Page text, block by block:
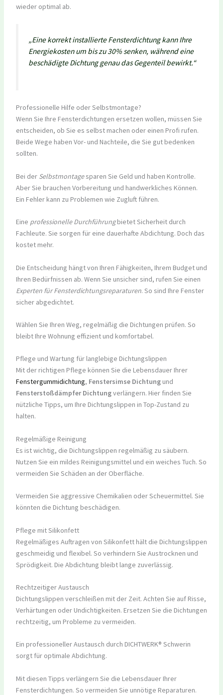
wieder optimal ab.
„Eine korrekt installierte Fensterdichtung kann Ihre
Energiekosten um bis zu 30% senken, während eine
beschädigte Dichtung genau das Gegenteil bewirkt.“
Professionelle Hilfe oder Selbstmontage?
Wenn Sie Ihre Fensterdichtungen ersetzen wollen, müssen Sie
entscheiden, ob Sie es selbst machen oder einen Profi rufen.
Beide Wege haben Vor- und Nachteile, die Sie gut bedenken
sollten.
Bei der Selbstmontagesparen Sie Geld und haben Kontrolle.
Aber Sie brauchen Vorbereitung und handwerkliches Können.
Ein Fehler kann zu Problemen wie Zugluft führen.
Eine professionelle Durchführungbietet Sicherheit durch
Fachleute. Sie sorgen für eine dauerhafte Abdichtung. Doch das
kostet mehr.
Die Entscheidung hängt von Ihren Fähigkeiten, Ihrem Budget und
Ihren Bedürfnissen ab. Wenn Sie unsicher sind, rufen Sie einen
Experten für Fensterdichtungsreparaturen. So sind Ihre Fenster
sicher abgedichtet.
Wählen Sie Ihren Weg, regelmäßig die Dichtungen prüfen. So
bleibt Ihre Wohnung effizient und komfortabel.
Pflege und Wartung für langlebige Dichtungslippen
Mit der richtigen Pflege können Sie die Lebensdauer Ihrer
Fenstergummidichtung, Fenstersimse Dichtungund
Fensterstoßdämpfer Dichtungverlängern. Hier finden Sie
nützliche Tipps, um Ihre Dichtungslippen in Top-Zustand zu
halten.
Regelmäßige Reinigung
Es ist wichtig, die Dichtungslippen regelmäßig zu säubern.
Nutzen Sie ein mildes Reinigungsmittel und ein weiches Tuch. So
vermeiden Sie Schäden an der Oberfläche.
Vermeiden Sie aggressive Chemikalien oder Scheuermittel. Sie
könnten die Dichtung beschädigen.
Pflege mit Silikonfett
Regelmäßiges Auftragen von Silikonfett hält die Dichtungslippen
geschmeidig und flexibel. So verhindern Sie Austrocknen und
Sprödigkeit. Die Abdichtung bleibt lange zuverlässig.
Rechtzeitiger Austausch
Dichtungslippen verschleißen mit der Zeit. Achten Sie auf Risse,
Verhärtungen oder Undichtigkeiten. Ersetzen Sie die Dichtungen
rechtzeitig, um Probleme zu vermeiden.
Ein professioneller Austausch durch DICHTWERK® Schwerin
sorgt für optimale Abdichtung.
Mit diesen Tipps verlängern Sie die Lebensdauer Ihrer
Fensterdichtungen. So vermeiden Sie unnötige Reparaturen.